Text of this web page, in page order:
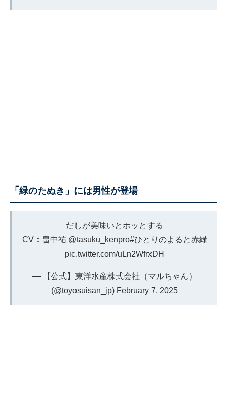
「緑のたぬき」には男性が登場
だしが美味いとホッとする
CV：畠中祐 @tasuku_kenpro#ひとりのよると赤緑
pic.twitter.com/uLn2WfrxDH
— 【公式】東洋水産株式会社（マルちゃん）
(@toyosuisan_jp) February 7, 2025